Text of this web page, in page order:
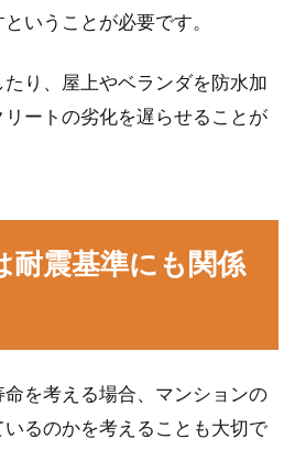
いうことが必要です。
り、屋上やベランダを防水加
ートの劣化を遅らせることが
耐震基準にも関係
を考える場合、マンションの
るのかを考えることも大切で